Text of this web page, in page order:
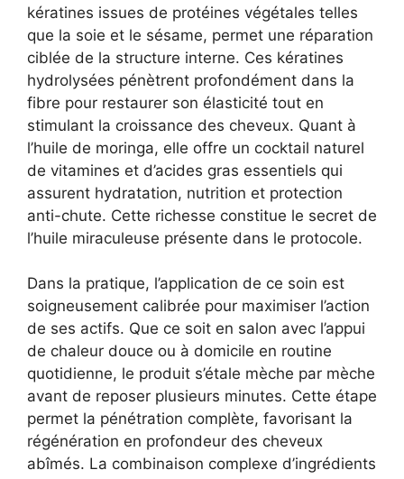
kératines issues de protéines végétales telles
que la soie et le sésame, permet une réparation
ciblée de la structure interne. Ces kératines
hydrolysées pénètrent profondément dans la
fibre pour restaurer son élasticité tout en
stimulant la croissance des cheveux. Quant à
l’huile de moringa, elle offre un cocktail naturel
de vitamines et d’acides gras essentiels qui
assurent hydratation, nutrition et protection
anti-chute. Cette richesse constitue le secret de
l’huile miraculeuse présente dans le protocole.
Dans la pratique, l’application de ce soin est
soigneusement calibrée pour maximiser l’action
de ses actifs. Que ce soit en salon avec l’appui
de chaleur douce ou à domicile en routine
quotidienne, le produit s’étale mèche par mèche
avant de reposer plusieurs minutes. Cette étape
permet la pénétration complète, favorisant la
régénération en profondeur des cheveux
abîmés. La combinaison complexe d’ingrédients